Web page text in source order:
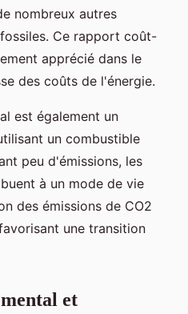
nombreux autres
Ce rapport coût-
apprécié dans le
des coûts de l'énergie.
est également un
un combustible
peu d'émissions, les
à un mode de vie
des émissions de CO2
une transition
et